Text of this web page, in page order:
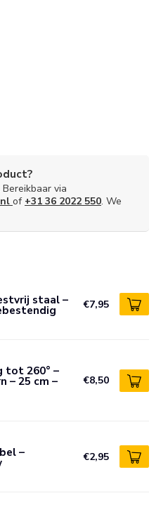
via
of +31 36 2022 550. We
staal – €7,95
tot 260° –
– 25 cm – €8,50
– €2,95